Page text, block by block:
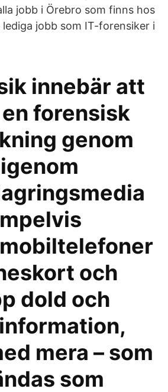
jobb i Örebro som finns hos
jobb som IT-forensiker i
innebär att
forensisk
genom
och
dold och
mera – som
som